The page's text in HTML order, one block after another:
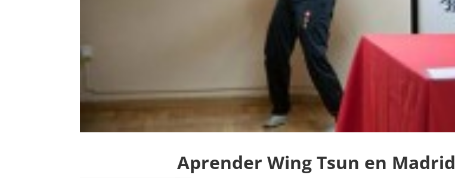
Aprender Wing Tsun en Madrid